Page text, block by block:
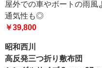
屋外での車やボートの雨
通気性も◎
￥39,800
昭和西川
高反発三つ折り敷布団